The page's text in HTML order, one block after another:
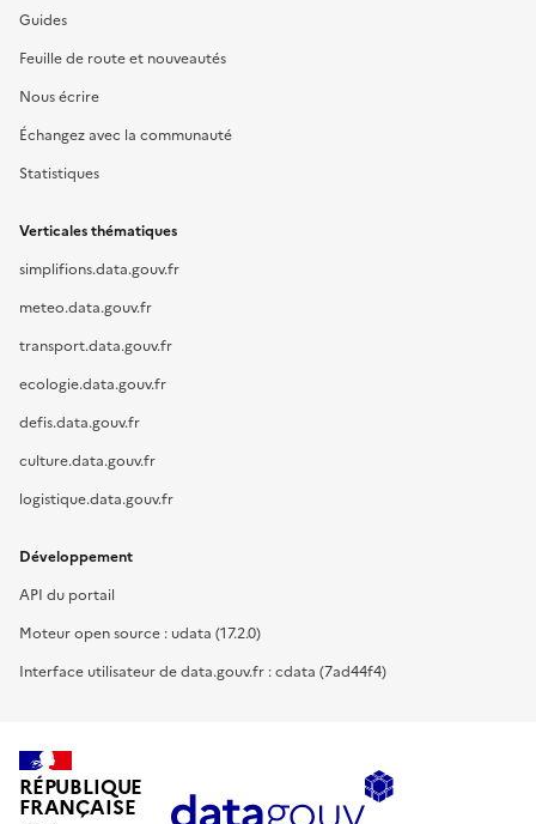
Guides
Feuille de route et nouveautés
Nous écrire
Échangez avec la communauté
Statistiques
Verticales thématiques
simplifions.data.gouv.fr
meteo.data.gouv.fr
transport.data.gouv.fr
ecologie.data.gouv.fr
defis.data.gouv.fr
culture.data.gouv.fr
logistique.data.gouv.fr
Développement
API du portail
Moteur open source : udata (17.2.0)
Interface utilisateur de data.gouv.fr : cdata (7ad44f4)
RÉPUBLIQUE
FRANÇAISE